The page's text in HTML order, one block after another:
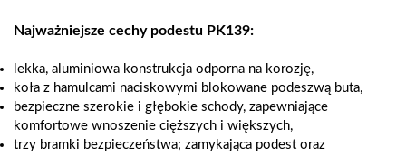
Najważniejsze cechy podestu PK139:
lekka, aluminiowa konstrukcja odporna na korozję,
koła z hamulcami naciskowymi blokowane podeszwą buta,
bezpieczne szerokie i głębokie schody, zapewniające
komfortowe wnoszenie cięższych i większych,
trzy bramki bezpieczeństwa; zamykająca podest oraz